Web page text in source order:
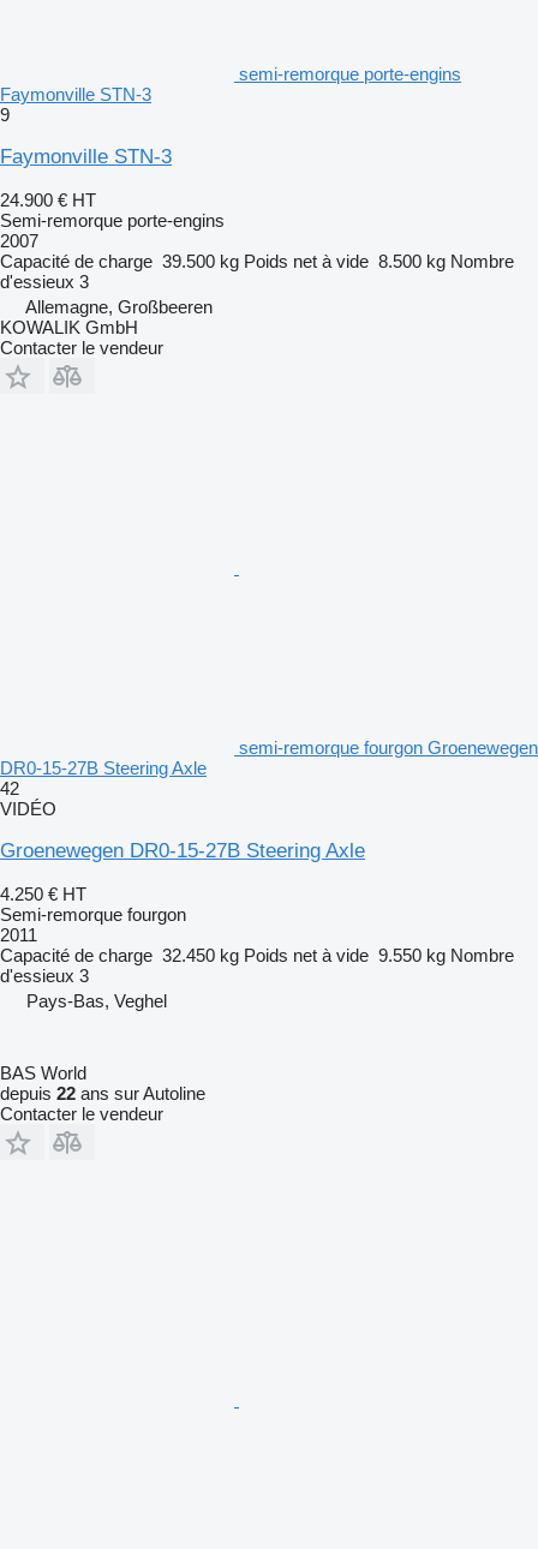
semi-remorque porte-engins
Faymonville STN-3
9
Faymonville STN-3
24.900 € HT
Semi-remorque porte-engins
2007
Capacité de charge 39.500 kg Poids net à vide 8.500 kg Nombre
d'essieux 3
Allemagne, Großbeeren
KOWALIK GmbH
Contacter le vendeur
semi-remorque fourgon Groenewegen
DR0-15-27B Steering Axle
42
VIDÉO
Groenewegen DR0-15-27B Steering Axle
4.250 € HT
Semi-remorque fourgon
2011
Capacité de charge 32.450 kg Poids net à vide 9.550 kg Nombre
d'essieux 3
Pays-Bas, Veghel
BAS World
depuis 22 ans sur Autoline
Contacter le vendeur